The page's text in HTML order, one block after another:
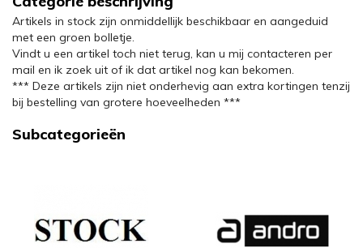
Artikels in stock zijn onmiddellijk beschikbaar en aangeduid
met een groen bolletje.
Vindt u een artikel toch niet terug, kan u mij contacteren per
mail en ik zoek uit of ik dat artikel nog kan bekomen.
*** Deze artikels zijn niet onderhevig aan extra kortingen tenzij
bij bestelling van grotere hoeveelheden ***
Subcategorieën